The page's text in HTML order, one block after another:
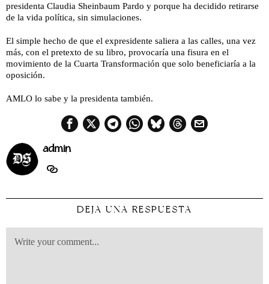
presidenta Claudia Sheinbaum Pardo y porque ha decidido retirarse
de la vida política, sin simulaciones.
El simple hecho de que el expresidente saliera a las calles, una vez
más, con el pretexto de su libro, provocaría una fisura en el
movimiento de la Cuarta Transformación que solo beneficiaría a la
oposición.
AMLO lo sabe y la presidenta también.
admin
DEJA UNA RESPUESTA